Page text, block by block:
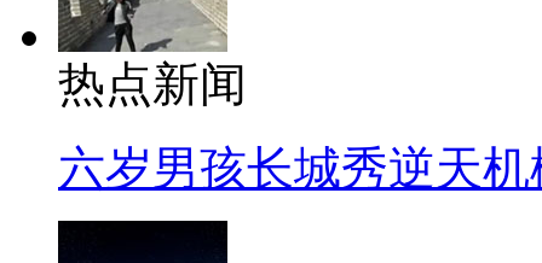
热点新闻
六岁男孩长城秀逆天机